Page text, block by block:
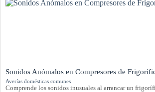
Sonidos Anómalos en Compresores de
Averías domésticas comunes
Comprende los sonidos inusuales al arrancar un